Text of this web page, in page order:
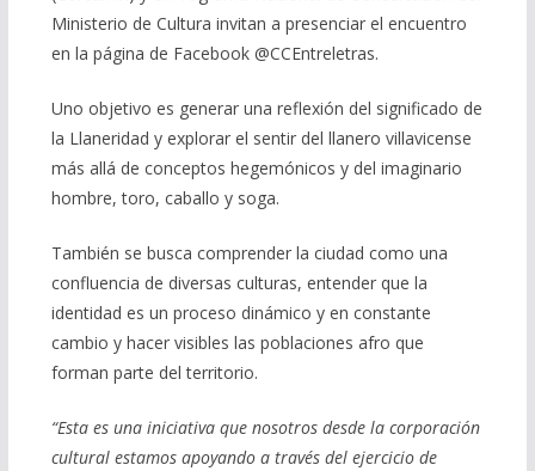
Ministerio de Cultura invitan a presenciar el encuentro
en la página de Facebook @CCEntreletras.
Uno objetivo es generar una reflexión del significado de
la Llaneridad y explorar el sentir del llanero villavicense
más allá de conceptos hegemónicos y del imaginario
hombre, toro, caballo y soga.
También se busca comprender la ciudad como una
confluencia de diversas culturas, entender que la
identidad es un proceso dinámico y en constante
cambio y hacer visibles las poblaciones afro que
forman parte del territorio.
“Esta es una iniciativa que nosotros desde la corporación
cultural estamos apoyando a través del ejercicio de